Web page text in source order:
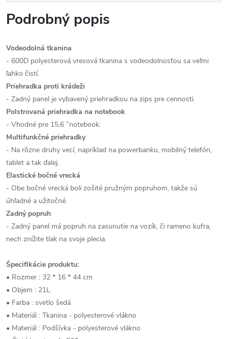
Podrobný popis
Vodeodolná tkanina
- 600D polyesterová vresová tkanina s vodeodolnosťou sa veľmi
ľahko čistí.
Priehradka proti krádeži
- Zadný panel je vybavený priehradkou na zips pre cennosti.
Polstrovaná priehradka na notebook
- Vhodné pre 15,6 ”notebook.
Multifunkčné priehradky
- Na rôzne druhy vecí, napríklad na powerbanku, mobilný telefón,
tablet a tak ďalej.
Elastické bočné vrecká
- Obe bočné vrecká boli zošité pružným popruhom, takže sú
úhľadné a užitočné.
Zadný popruh
- Zadný panel má popruh na zasunutie na vozík, či rameno kufra,
nech znížite tlak na svoje plecia.
Špecifikácie produktu:
• Rozmer : 32 * 16 * 44 cm
• Objem : 21L
• Farba : svetlo šedá
• Materiál : Tkanina - polyesterové vlákno
• Materiál : Podšívka - polyesterové vlákno